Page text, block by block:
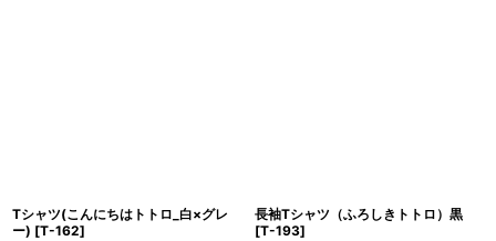
Tシャツ(こんにちはトトロ_白×グレ
ー) [T-162]
長袖Tシャツ（ふろしきトトロ）黒
[T-193]